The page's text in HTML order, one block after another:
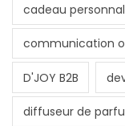
cadeau
communication
D'JOY B2B
diffuseur de